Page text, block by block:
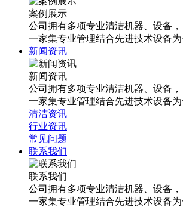
案例展示
公司拥有多项专业清洁机器、设备
一家集专业管理结合先进技术设备为
新闻资讯
新闻资讯
公司拥有多项专业清洁机器、设备
一家集专业管理结合先进技术设备为
清洁资讯
行业资讯
常见问题
联系我们
联系我们
公司拥有多项专业清洁机器、设备
一家集专业管理结合先进技术设备为